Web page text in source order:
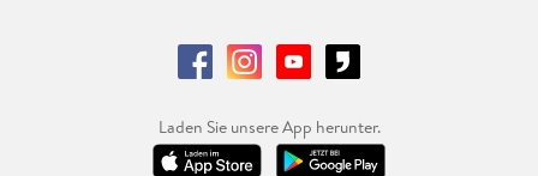
Laden Sie unsere App herunter.